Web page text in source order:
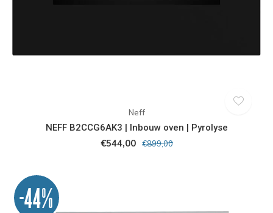
Neff
NEFF B2CCG6AK3 | Inbouw oven | Pyrolyse
€544,00 €899,00
-44%